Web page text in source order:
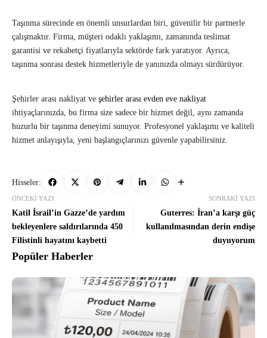
Taşınma sürecinde en önemli unsurlardan biri, güvenilir bir partnerle
çalışmaktır. Firma, müşteri odaklı yaklaşımı, zamanında teslimat
garantisi ve rekabetçi fiyatlarıyla sektörde fark yaratıyor. Ayrıca,
taşınma sonrası destek hizmetleriyle de yanınızda olmayı sürdürüyor.
Şehirler arası nakliyat ve şehirler arası evden eve nakliyat
ihtiyaçlarınızda, bu firma size sadece bir hizmet değil, aynı zamanda
huzurlu bir taşınma deneyimi sunuyor. Profesyonel yaklaşımı ve kaliteli
hizmet anlayışıyla, yeni başlangıçlarınızı güvenle yapabilirsiniz.
Hisseler:
ÖNCEKI YAZI
Katil İsrail’in Gazze’de yardım
bekleyenlere saldırılarında 450
Filistinli hayatını kaybetti
SONRAKI YAZI
Guterres: İran’a karşı güç
kullanılmasından derin endişe
duyuyorum
Popüler Haberler